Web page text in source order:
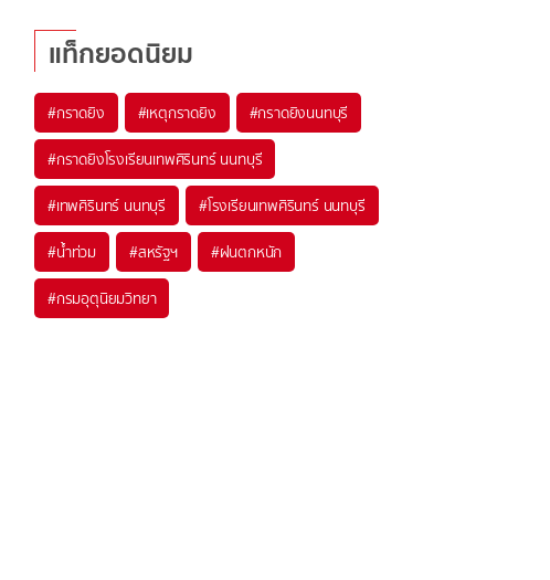
แท็กยอดนิยม
#กราดยิง #เหตุกราดยิง #กราดยิงนนทบุรี
#กราดยิงโรงเรียนเทพศิรินทร์ นนทบุรี
#เทพศิรินทร์ นนทบุรี #โรงเรียนเทพศิรินทร์ นนทบุรี
#น้ำท่วม #สหรัฐฯ #ฝนตกหนัก
#กรมอุตุนิยมวิทยา